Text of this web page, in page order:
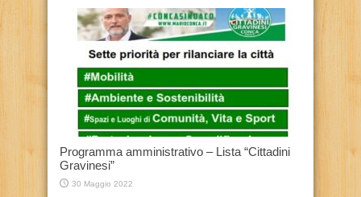
Programma amministrativo – Lista “Cittadini
Gravinesi”
30 Maggio 2022